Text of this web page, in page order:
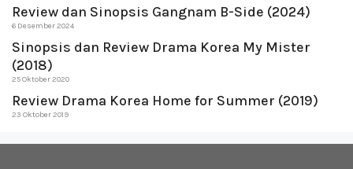
Review dan Sinopsis Gangnam B-Side (2024)
6 Desember 2024
Sinopsis dan Review Drama Korea My Mister
(2018)
25 Oktober 2020
Review Drama Korea Home for Summer (2019)
23 Oktober 2019